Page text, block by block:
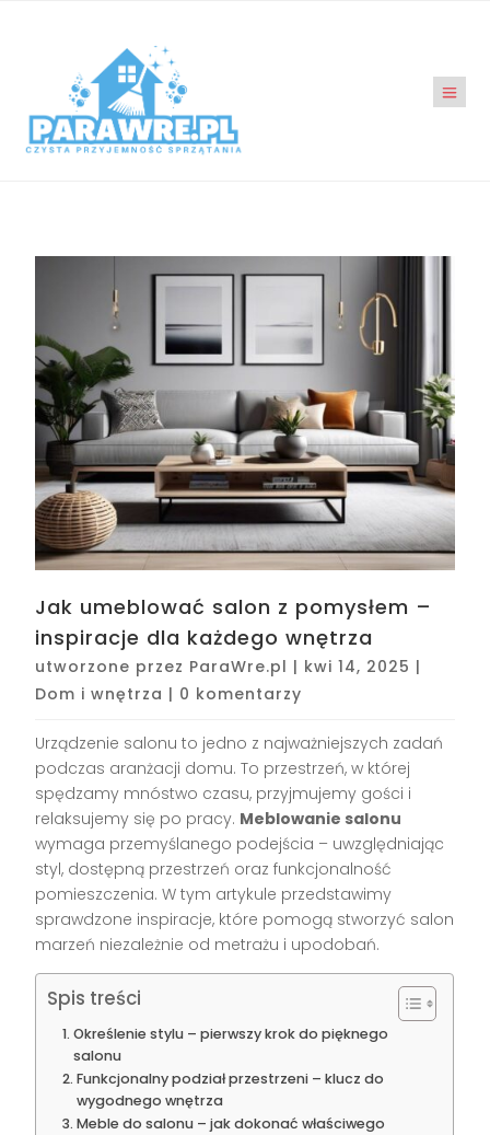
Jak umeblować salon z pomysłem –
inspiracje dla każdego wnętrza
utworzone przez ParaWre.pl | kwi 14, 2025 |
Dom i wnętrza | 0 komentarzy
Urządzenie salonu to jedno z najważniejszych zadań
podczas aranżacji domu. To przestrzeń, w której
spędzamy mnóstwo czasu, przyjmujemy gości i
relaksujemy się po pracy. Meblowanie salonu
wymaga przemyślanego podejścia – uwzględniając
styl, dostępną przestrzeń oraz funkcjonalność
pomieszczenia. W tym artykule przedstawimy
sprawdzone inspiracje, które pomogą stworzyć salon
marzeń niezależnie od metrażu i upodobań.
Spis treści
Określenie stylu – pierwszy krok do pięknego
salonu
Funkcjonalny podział przestrzeni – klucz do
wygodnego wnętrza
Meble do salonu – jak dokonać właściwego